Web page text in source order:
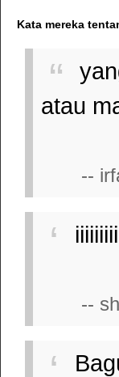
Kata mereka
atau
--
--